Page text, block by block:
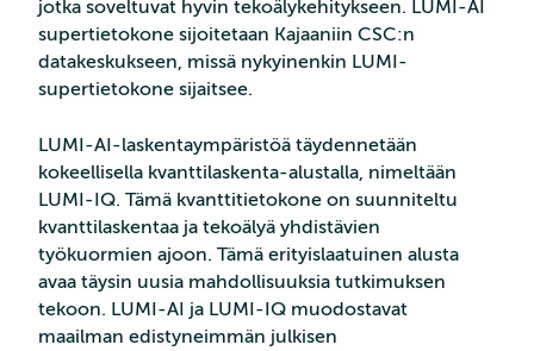
jotka soveltuvat hyvin tekoälykehitykseen. LUMI-AI
supertietokone sijoitetaan Kajaaniin CSC:n
datakeskukseen, missä nykyinenkin LUMI-
supertietokone sijaitsee.
LUMI-AI-laskentaympäristöä täydennetään
kokeellisella kvanttilaskenta-alustalla, nimeltään
LUMI-IQ. Tämä kvanttitietokone on suunniteltu
kvanttilaskentaa ja tekoälyä yhdistävien
työkuormien ajoon. Tämä erityislaatuinen alusta
avaa täysin uusia mahdollisuuksia tutkimuksen
tekoon. LUMI-AI ja LUMI-IQ muodostavat
maailman edistyneimmän julkisen